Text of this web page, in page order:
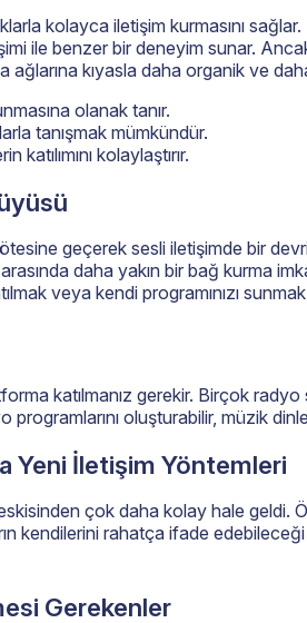
kolayca iletişim kurmasını
ile benzer bir deneyim sunar.
kıyasla daha organik ve
olanak tanır.
tanışmak mümkündür.
katılımını kolaylaştırır.
ötesine geçerek sesli iletişimde bir
daha yakın bir bağ kurma
veya kendi programınızı
katılmanız gerekir. Birçok radyo
programlarını oluşturabilir, müzik
Yeni İletişim Yöntemleri
çok daha kolay hale geldi.
kendilerini rahatça ifade
Gerekenler